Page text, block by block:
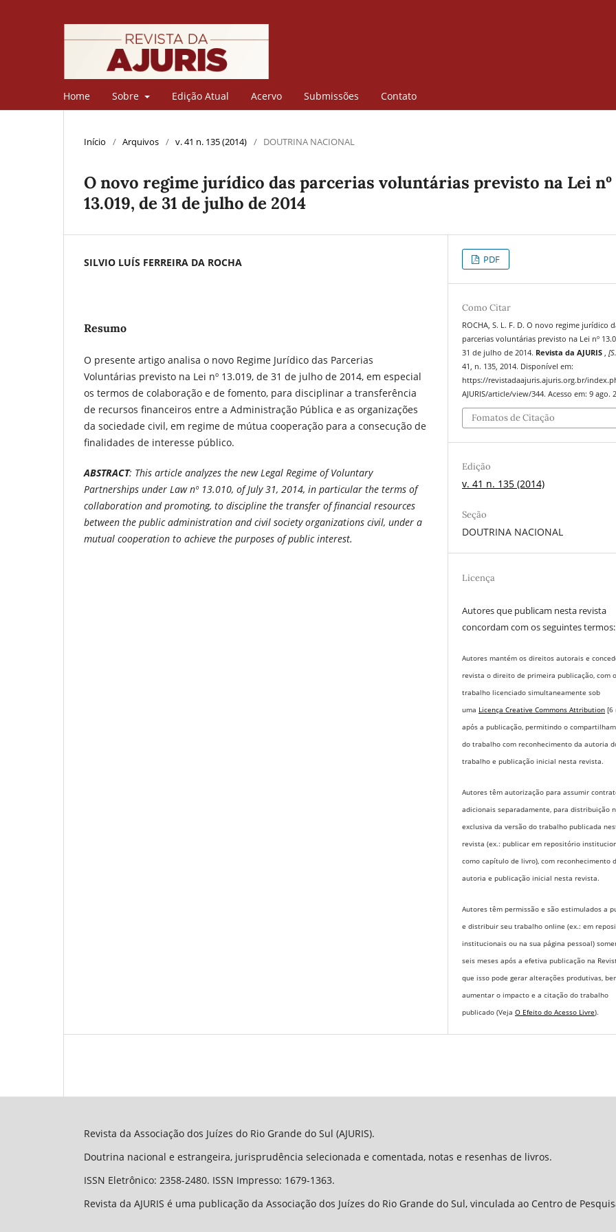
Home Sobre Edição Atual Acervo Submissões Contato
Início / Arquivos / v. 41 n. 135 (2014) / DOUTRINA NACIONAL
O novo regime jurídico das parcerias voluntárias previsto na Lei nº
13.019, de 31 de julho de 2014
SILVIO LUÍS FERREIRA DA ROCHA
Resumo
O presente artigo analisa o novo Regime Jurídico das Parcerias
Voluntárias previsto na Lei nº 13.019, de 31 de julho de 2014, em especial
os termos de colaboração e de fomento, para disciplinar a transferência
de recursos financeiros entre a Administração Pública e as organizações
da sociedade civil, em regime de mútua cooperação para a consecução de
finalidades de interesse público.
ABSTRACT: This article analyzes the new Legal Regime of Voluntary
Partnerships under Law nº 13.010, of July 31, 2014, in particular the terms of
collaboration and promoting, to discipline the transfer of financial resources
between the public administration and civil society organizations civil, under a
mutual cooperation to achieve the purposes of public interest.
PDF
Como Citar
ROCHA, S. L. F. D. O novo regime jurídico
parcerias voluntárias previsto na Lei nº
31 de julho de 2014. Revista da AJURIS,
41, n. 135, 2014. Disponível em:
https://revistadaajuris.ajuris.org.br/
AJURIS/article/view/344. Acesso em: 9 ago.
Fomatos de Citação
Edição
v. 41 n. 135 (2014)
Seção
DOUTRINA NACIONAL
Licença
Autores que publicam nesta revista
concordam com os seguintes termos:
Autores mantém os direitos autorais e
revista o direito de primeira publicação, com o
trabalho licenciado simultaneamente sob
uma Licença Creative Commons Attribution [6
após a publicação, permitindo o
do trabalho com reconhecimento da autoria
trabalho e publicação inicial nesta revista.
Autores têm autorização para assumir
adicionais separadamente, para distribuição
exclusiva da versão do trabalho publicada
revista (ex.: publicar em repositório
como capítulo de livro), com reconhecimento
autoria e publicação inicial nesta revista.
Autores têm permissão e são estimulados a
e distribuir seu trabalho online (ex.: em
institucionais ou na sua página pessoal)
seis meses após a efetiva publicação na
que isso pode gerar alterações produtivas,
aumentar o impacto e a citação do trabalho
publicado (VejaO Efeito do Acesso Livre).
Revista da Associação dos Juízes do Rio Grande do Sul (AJURIS).
Doutrina nacional e estrangeira, jurisprudência selecionada e comentada, notas e resenhas de livros.
ISSN Eletrônico: 2358-2480. ISSN Impresso: 1679-1363.
Revista da AJURIS é uma publicação da Associação dos Juízes do Rio Grande do Sul, vinculada ao Centro de